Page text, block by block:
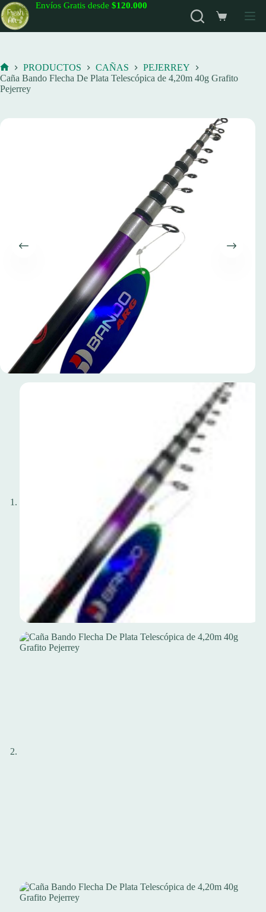
Saltar
al
contenido
Envíos Gratis desde $120.000
Carro
de
Inicio
PRODUCTOS CAÑAS
PEJERREY
Caña Bando Flecha De Plata Telescópica de 4,20m 40g Grafito
Pejerrey